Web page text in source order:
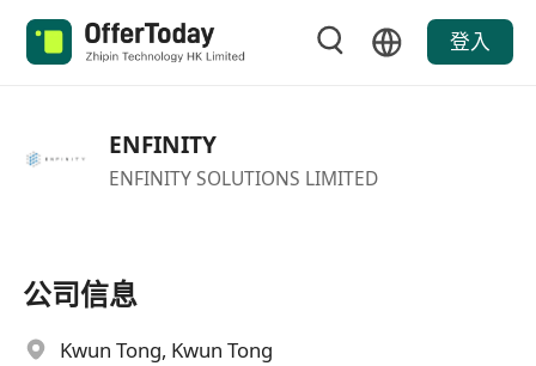
登入
ENFINITY
ENFINITY SOLUTIONS LIMITED
公司信息
Kwun Tong, Kwun Tong